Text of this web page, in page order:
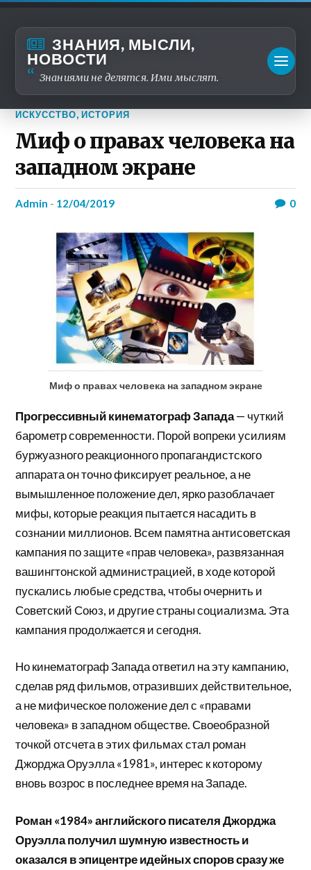
ЗНАНИЯ, МЫСЛИ,
НОВОСТИ
Знаниями не делятся. Ими мыслят.
ИСКУССТВО,ИСТОРИЯ
Миф о правах человека на
западном экране
admin - 12/04/2019 0
Миф о правах человека на западном экране
Прогрессивный кинематограф Запада— чуткий
барометр современности. Порой вопреки усилиям
буржуазного реакционного пропагандистского
аппарата он точно фиксирует реальное, а не
вымышленное положение дел, ярко разоблачает
мифы, которые реакция пытается насадить в
сознании миллионов. Всем памятна антисоветская
кампания по защите «прав человека», развязанная
вашингтонской администрацией, в ходе которой
пускались любые средства, чтобы очернить и
Советский Союз, и другие страны социализма. Эта
кампания продолжается и сегодня.
Но кинематограф Запада ответил на эту кампанию,
сделав ряд фильмов, отразивших действительное,
а не мифическое положение дел с «правами
человека» в западном обществе. Своеобразной
точкой отсчета в этих фильмах стал роман
Джорджа Оруэлла «1981», интерес к которому
вновь возрос в последнее время на Западе.
Роман «1984» английского писателя Джорджа
Оруэлла получил шумную известность и
оказался в эпицентре идейных споров сразу же